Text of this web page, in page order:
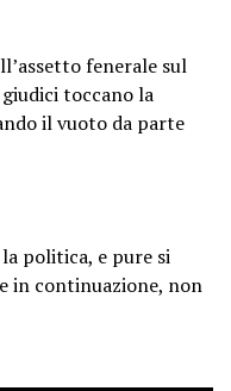
fenerale sul
toccano la
il vuoto da parte
politica, e pure si
in continuazione, non